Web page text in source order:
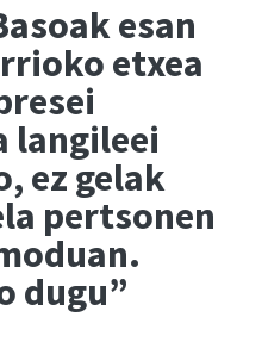
esan
etxea
langileei
ez gelak
pertsonen
dugu”